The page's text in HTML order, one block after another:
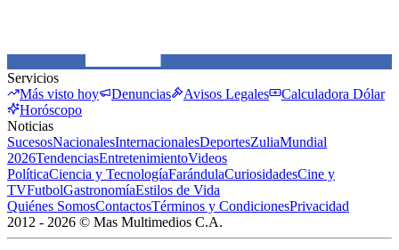
Servicios
Más visto hoy
Denuncias Avisos Legales
Calculadora Dólar
Horóscopo
Noticias
SucesosNacionalesInternacionalesDeportesZuliaMundial
2026TendenciasEntretenimientoVideos
PolíticaCiencia y TecnologíaFarándulaCuriosidadesCine y
TVFutbolGastronomíaEstilos de Vida
Quiénes SomosContactosTérminos y CondicionesPrivacidad
2012 - 2026 © Mas Multimedios C.A.